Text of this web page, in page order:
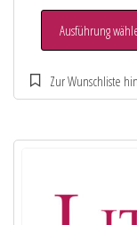
Ausführung